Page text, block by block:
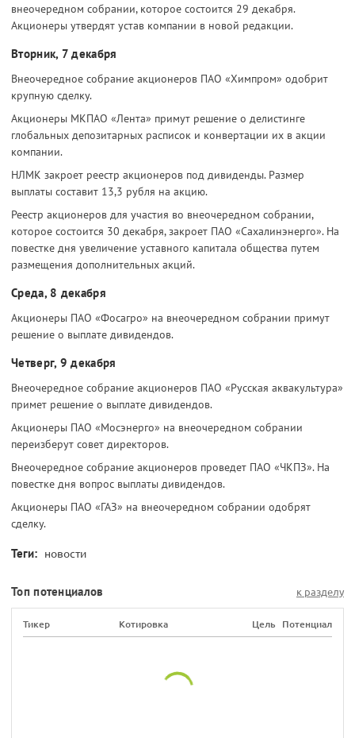
внеочередном собрании, которое состоится 29 декабря.
Акционеры утвердят устав компании в новой редакции.
Вторник, 7 декабря
Внеочередное собрание акционеров ПАО «Химпром» одобрит
крупную сделку.
Акционеры МКПАО «Лента» примут решение о делистинге
глобальных депозитарных расписок и конвертации их в акции
компании.
НЛМК закроет реестр акционеров под дивиденды. Размер
выплаты составит 13,3 рубля на акцию.
Реестр акционеров для участия во внеочередном собрании,
которое состоится 30 декабря, закроет ПАО «Сахалинэнерго». На
повестке дня увеличение уставного капитала общества путем
размещения дополнительных акций.
Среда, 8 декабря
Акционеры ПАО «Фосагро» на внеочередном собрании примут
решение о выплате дивидендов.
Четверг, 9 декабря
Внеочередное собрание акционеров ПАО «Русская аквакультура»
примет решение о выплате дивидендов.
Акционеры ПАО «Мосэнерго» на внеочередном собрании
переизберут совет директоров.
Внеочередное собрание акционеров проведет ПАО «ЧКПЗ». На
повестке дня вопрос выплаты дивидендов.
Акционеры ПАО «ГАЗ» на внеочередном собрании одобрят
сделку.
Теги: новости
Топ потенциалов к разделу
Тикер Котировка Цель Потенциал